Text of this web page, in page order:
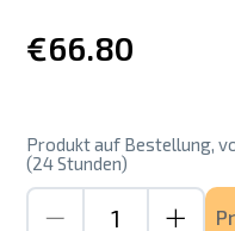
€66.80
Produkt auf Bestellung,
(24 Stunden)